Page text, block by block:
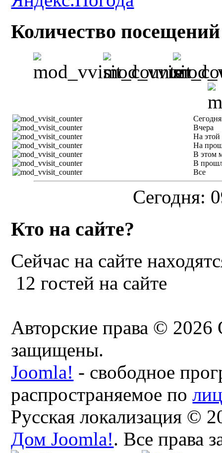
Количество
Сегодня
Вчера
На этой
На
В этом
В
Все
Сегодня:
Кто на сайте?
Сейчас на сайте
12 гостей на сайте
Авторские права © 2026
защищены.
Joomla! - свободное
распространяемое по
Русская локализация ©
Дом Joomla!. Все права